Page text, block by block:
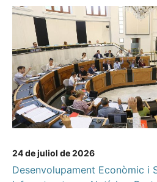
24 de juliol de 2026
Desenvolupament Econòmic i